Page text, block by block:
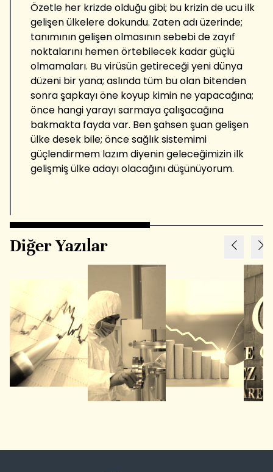
Özetle her krizde olduğu gibi; bu krizin de ucu ilk
gelişen ülkelere dokundu. Zaten adı üzerinde;
tanımının gelişen olmasının sebebi de zayıf
noktalarını hemen örtebilecek kadar güçlü
olmamaları. Bu virüsün getireceği yeni dünya
düzeni bir yana; aslında tüm bu olan bitenden
sonra şapkayı öne koyup kimin ne yapacağına;
önce hangi yarayı sarmaya çalışacağına
bakmakta fayda var. Ben şahsen şuan gelişen
ülke desek bile; önce sağlık sistemimi
güçlendirmem lazım diyenin geleceğimizin ilk
gelişmiş ülke adayı olacağını düşünüyorum.
Diğer Yazılar